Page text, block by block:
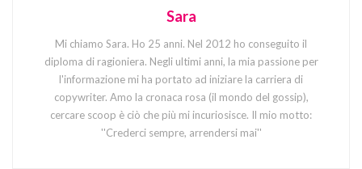
Sara
Mi chiamo Sara. Ho 25 anni. Nel 2012 ho conseguito il
diploma di ragioniera. Negli ultimi anni, la mia passione per
l'informazione mi ha portato ad iniziare la carriera di
copywriter. Amo la cronaca rosa (il mondo del gossip),
cercare scoop è ciò che più mi incuriosisce. Il mio motto:
''Crederci sempre, arrendersi mai''